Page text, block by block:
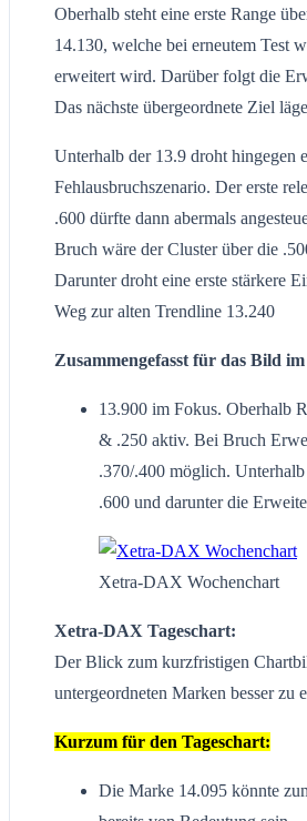
Oberhalb steht eine erste Range
14.130, welche bei erneutem Test
erweitert wird. Darüber folgt die
Das nächste übergeordnete Ziel
Unterhalb der 13.9 droht hingegen
Fehlausbruchszenario. Der erste
.600 dürfte dann abermals
Bruch wäre der Cluster über die
Darunter droht eine erste stärkere
Weg zur alten Trendline 13.240
Zusammengefasst für das Bild
13.900 im Fokus. Oberhalb
& .250 aktiv. Bei Bruch
.370/.400 möglich.
.600 und darunter die
Xetra-DAX Wochenchart
Xetra-DAX Tageschart:
Der Blick zum kurzfristigen
untergeordneten Marken besser zu
Kurzum für den Tageschart:
Die Marke 14.095 könnte